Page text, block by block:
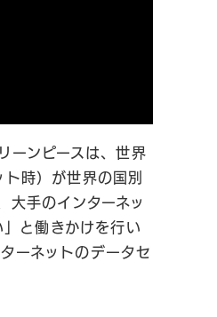
ーンピースは、世界
時）が世界の国別
手のインターネッ
と働きかけを行い
ーネットのデータセ